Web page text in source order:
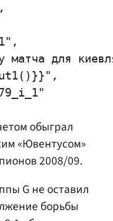
матча для
обыграл
«Ювентусом»
2008/09.
G не оставил
борьбы